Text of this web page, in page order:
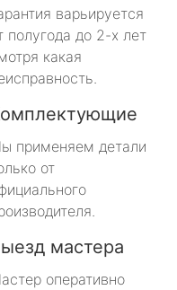
варьируется
полугода до 2-х лет
какая
применяем детали
от
мастера
оперативно